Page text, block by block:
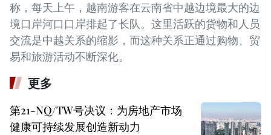
称，每天上午，越南游客在云南省中越边境最大的边
境口岸河口口岸排起了长队。这里活跃的货物和人员
交流是中越关系的缩影，而这种关系正通过购物、贸
易和旅游活动不断深化。
更多
第21-NQ/TW号决议：为房地产市场
健康可持续发展创造新动力